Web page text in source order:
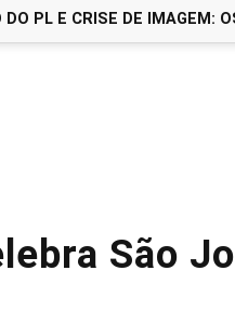
PL E CRISE DE IMAGEM: OS
São